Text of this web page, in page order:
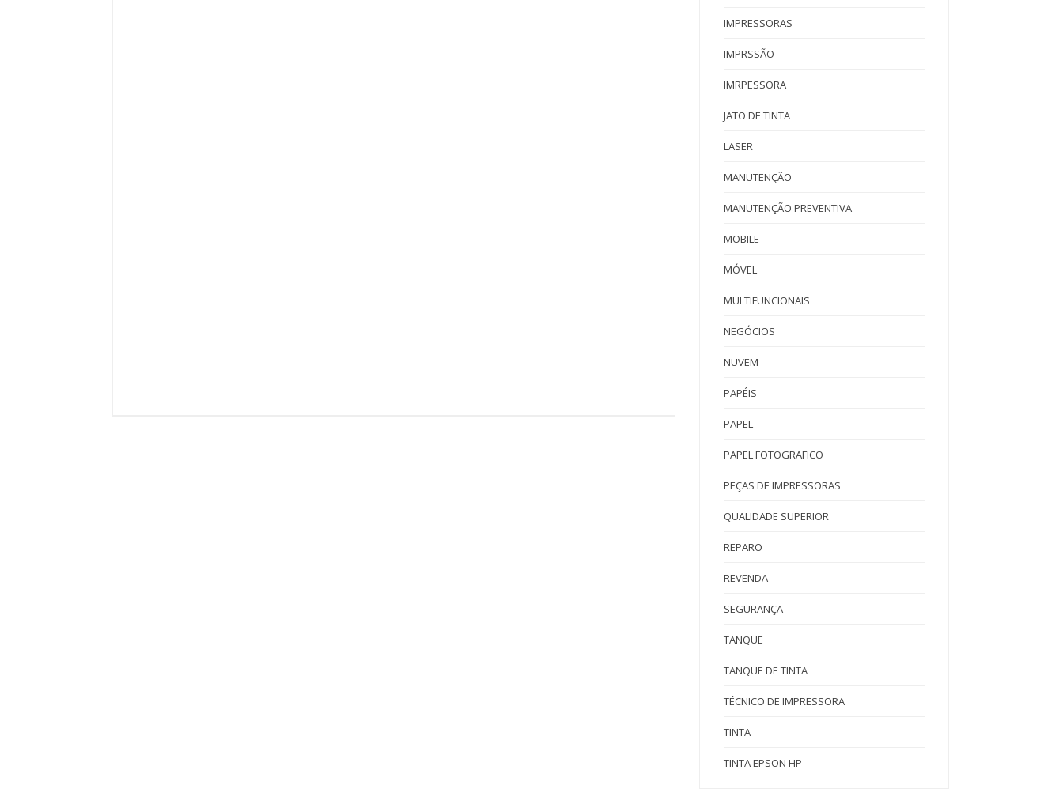
IMPRESSORAS
IMPRSSÃO
IMRPESSORA
JATO DE TINTA
LASER
MANUTENÇÃO
MANUTENÇÃO PREVENTIVA
MOBILE
MÓVEL
MULTIFUNCIONAIS
NEGÓCIOS
NUVEM
PAPÉIS
PAPEL
PAPEL FOTOGRAFICO
PEÇAS DE IMPRESSORAS
QUALIDADE SUPERIOR
REPARO
REVENDA
SEGURANÇA
TANQUE
TANQUE DE TINTA
TÉCNICO DE IMPRESSORA
TINTA
TINTA EPSON HP